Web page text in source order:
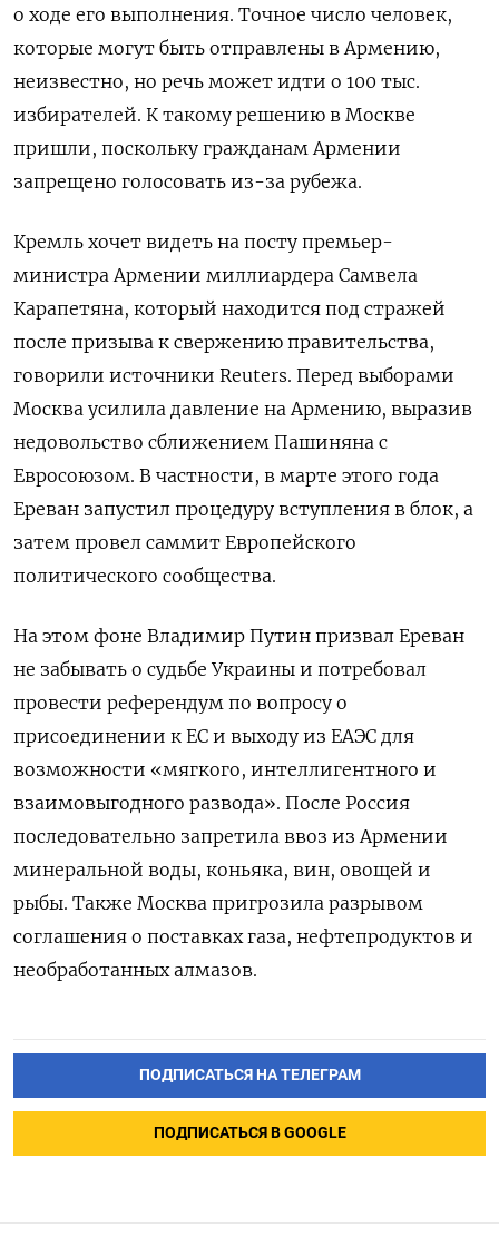
о ходе его выполнения. Точное число человек,
которые могут быть отправлены в Армению,
неизвестно, но речь может идти о 100 тыс.
избирателей. К такому решению в Москве
пришли, поскольку гражданам Армении
запрещено голосовать из-за рубежа.
Кремль хочет видеть на посту премьер-
министра Армении миллиардера Самвела
Карапетяна, который находится под стражей
после призыва к свержению правительства,
говорили источники Reuters. Перед выборами
Москва усилила давление на Армению, выразив
недовольство сближением Пашиняна с
Евросоюзом. В частности, в марте этого года
Ереван запустил процедуру вступления в блок, а
затем провел саммит Европейского
политического сообщества.
На этом фоне Владимир Путин призвал Ереван
не забывать о судьбе Украины и потребовал
провести референдум по вопросу о
присоединении к ЕС и выходу из ЕАЭС для
возможности «мягкого, интеллигентного и
взаимовыгодного развода». После Россия
последовательно запретила ввоз из Армении
минеральной воды, коньяка, вин, овощей и
рыбы. Также Москва пригрозила разрывом
соглашения о поставках газа, нефтепродуктов и
необработанных алмазов.
ПОДПИСАТЬСЯ НА ТЕЛЕГРАМ
ПОДПИСАТЬСЯ В GOOGLE